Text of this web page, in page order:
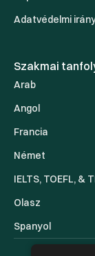
Adatvédelmi
Szakmai
Arab
Angol
Francia
Német
IELTS, TOEFL, &
Olasz
Spanyol